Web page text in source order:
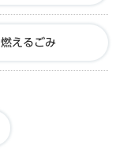
燃えるごみ